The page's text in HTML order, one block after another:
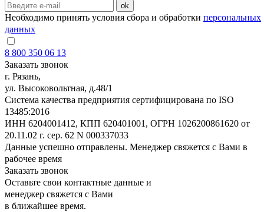
ok
Необходимо принять условия сбора и обработки персональных
данных
8 800 350 06 13
Заказать звонок
г. Рязань,
ул. Высоковольтная, д.48/1
Система качества предприятия сертифицирована по ISO
13485:2016
ИНН 6204001412, КПП 620401001, ОГРН 1026200861620 от
20.11.02 г. сер. 62 N 000337033
Данные успешно отправлены. Менеджер свяжется с Вами в
рабочее время
Заказать звонок
Оставьте свои контактные данные и
менеджер свяжется с Вами
в ближайшее время.